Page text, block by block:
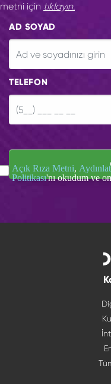
metni için tıklayın.
AD SOYAD
TELEFON
Açık Rıza Metni,
Politikası'nı okudum ve